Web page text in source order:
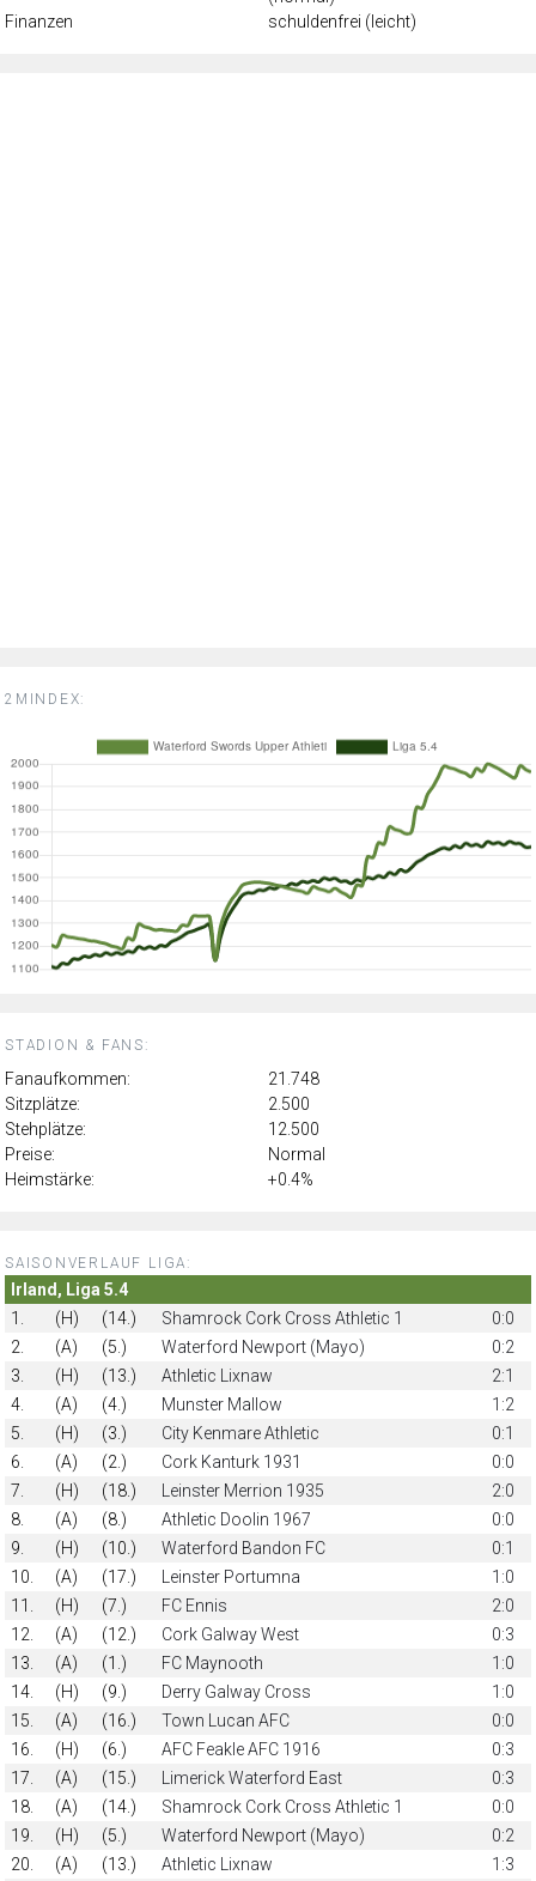
Finanzen
schuldenfrei (leicht)
2MINDEX:
STADION & FANS:
Fanaufkommen:
21.748
Sitzplätze:
2.500
Stehplätze:
12.500
Preise:
Normal
Heimstärke:
+0.4%
SAISONVERLAUF LIGA:
Irland, Liga 5.4
1.
(H) (14.) Shamrock Cork Cross Athletic 1
0:0
2.
(A) (5.) Waterford Newport (Mayo)
0:2
3.
(H) (13.) Athletic Lixnaw
2:1
4.
(A) (4.) Munster Mallow
1:2
5.
(H) (3.) City Kenmare Athletic
0:1
6.
(A) (2.) Cork Kanturk 1931
0:0
7.
(H) (18.) Leinster Merrion 1935
2:0
8.
(A) (8.) Athletic Doolin 1967
0:0
9.
(H) (10.) Waterford Bandon FC
0:1
10.
(A) (17.) Leinster Portumna
1:0
11.
(H) (7.) FC Ennis
2:0
12.
(A) (12.) Cork Galway West
0:3
13.
(A) (1.) FC Maynooth
1:0
14.
(H) (9.) Derry Galway Cross
1:0
15.
(A) (16.) Town Lucan AFC
0:0
16.
(H) (6.) AFC Feakle AFC 1916
0:3
17.
(A) (15.) Limerick Waterford East
0:3
18.
(A) (14.) Shamrock Cork Cross Athletic 1
0:0
19.
(H) (5.) Waterford Newport (Mayo)
0:2
20.
(A) (13.) Athletic Lixnaw
1:3